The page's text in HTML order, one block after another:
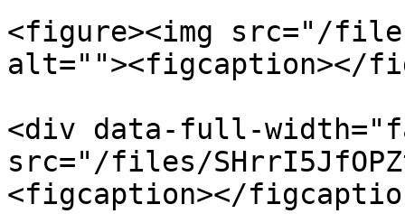
<figure><img src="/
alt=""><figcaption></
<div data-full-
src="/files/
<figcaption></